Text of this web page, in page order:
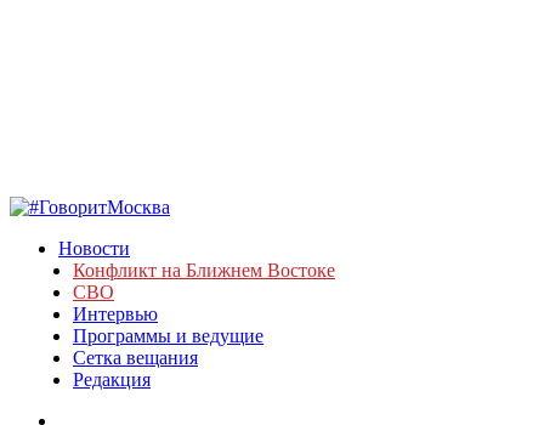
Новости
Конфликт на Ближнем Востоке
СВО
Интервью
Программы и ведущие
Сетка вещания
Редакция